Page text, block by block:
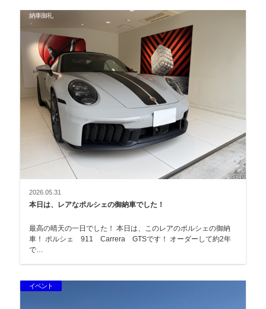
納車御礼
2026.05.31
本日は、レアなポルシェの御納車でした！
最高の晴天の一日でした！ 本日は、このレアのポルシェの御納
車！ ポルシェ 911 Carrera GTSです！ オーダーして約2年
で…
イベント